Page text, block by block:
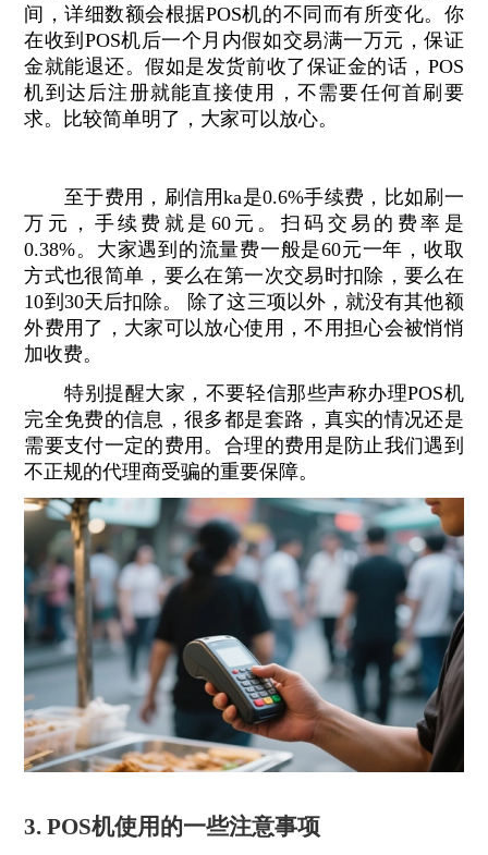
间，详细数额会根据POS机的不同而有所变化。你
在收到POS机后一个月内假如交易满一万元，保证
金就能退还。假如是发货前收了保证金的话，POS
机到达后注册就能直接使用，不需要任何首刷要
求。比较简单明了，大家可以放心。
至于费用，刷信用ka是0.6%手续费，比如刷一
万元，手续费就是60元。扫码交易的费率是
0.38%。大家遇到的流量费一般是60元一年，收取
方式也很简单，要么在第一次交易时扣除，要么在
10到30天后扣除。 除了这三项以外，就没有其他额
外费用了，大家可以放心使用，不用担心会被悄悄
加收费。
特别提醒大家，不要轻信那些声称办理POS机
完全免费的信息，很多都是套路，真实的情况还是
需要支付一定的费用。合理的费用是防止我们遇到
不正规的代理商受骗的重要保障。
3. POS机使用的一些注意事项